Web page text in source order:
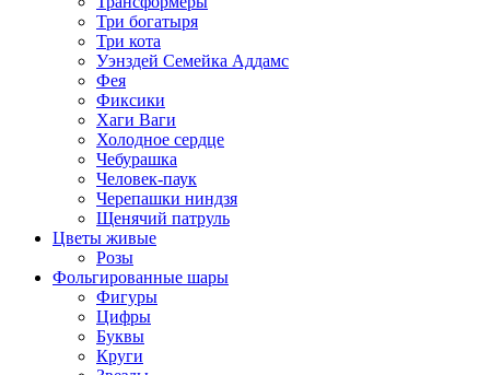
Три богатыря
Три кота
Уэнздей Семейка Аддамс
Фея
Фиксики
Хаги Ваги
Холодное сердце
Чебурашка
Человек-паук
Черепашки ниндзя
Щенячий патруль
Цветы живые
Розы
Фольгированные шары
Фигуры
Цифры
Буквы
Круги